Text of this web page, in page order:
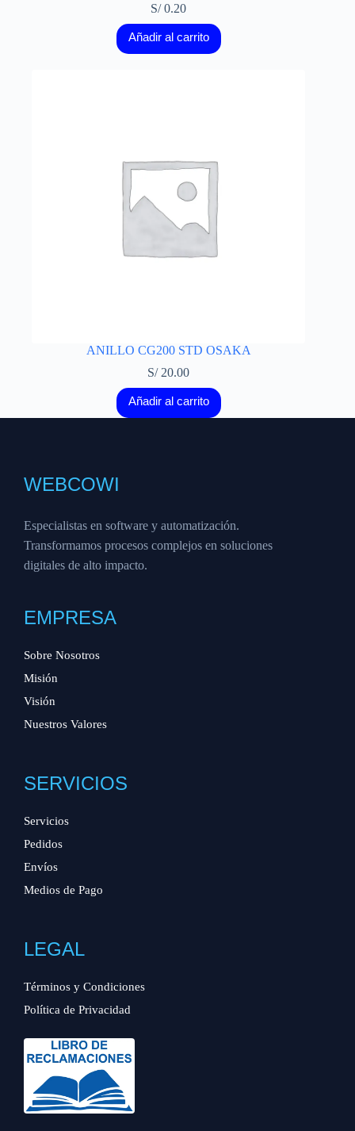
S/0.20
Añadir al carrito
ANILLO CG200 STD OSAKA
S/20.00
Añadir al carrito
WEBCOWI
Especialistas en software y automatización.
Transformamos procesos complejos en soluciones
digitales de alto impacto.
EMPRESA
Sobre Nosotros
Misión
Visión
Nuestros Valores
SERVICIOS
Servicios
Pedidos
Envíos
Medios de Pago
LEGAL
Términos y Condiciones
Política de Privacidad